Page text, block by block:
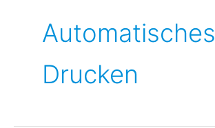
Automatisches
Drucken